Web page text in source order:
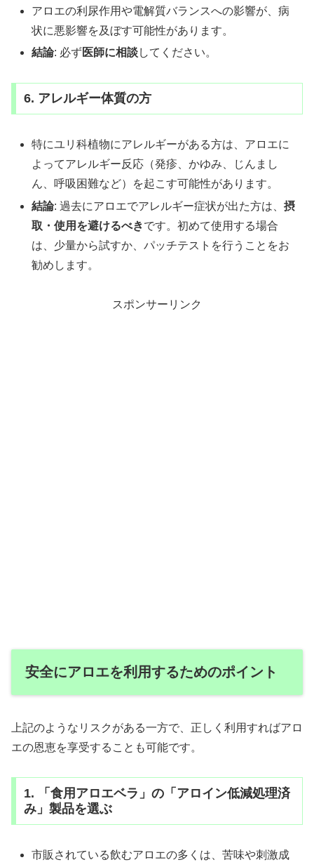
アロエの利尿作用や電解質バランスへの影響が、病
状に悪影響を及ぼす可能性があります。
結論: 必ず医師に相談してください。
6. アレルギー体質の方
特にユリ科植物にアレルギーがある方は、アロエに
よってアレルギー反応（発疹、かゆみ、じんまし
ん、呼吸困難など）を起こす可能性があります。
結論: 過去にアロエでアレルギー症状が出た方は、摂
取・使用を避けるべきです。初めて使用する場合
は、少量から試すか、パッチテストを行うことをお
勧めします。
スポンサーリンク
安全にアロエを利用するためのポイント
上記のようなリスクがある一方で、正しく利用すればアロ
エの恩恵を享受することも可能です。
1. 「食用アロエベラ」の「アロイン低減処理済
み」製品を選ぶ
市販されている飲むアロエの多くは、苦味や刺激成